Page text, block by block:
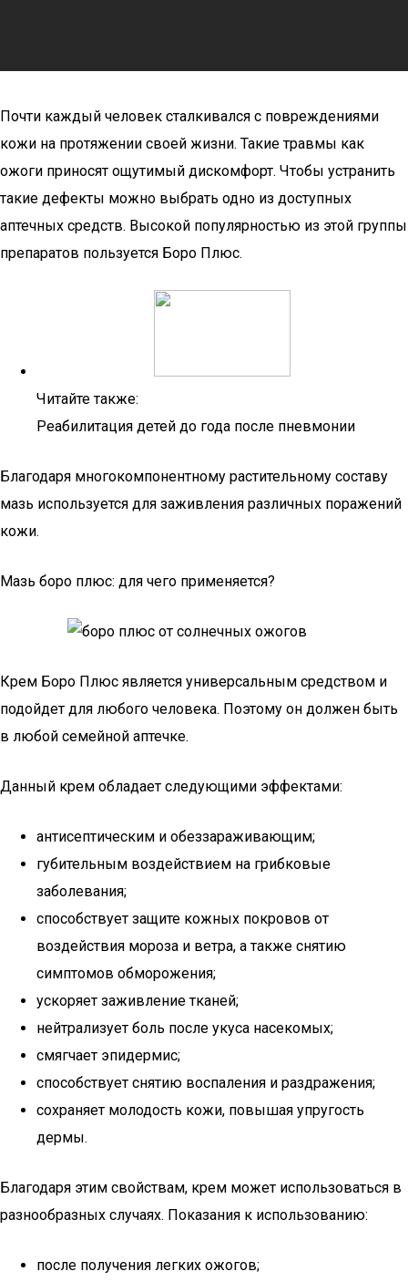
Почти каждый человек сталкивался с повреждениями
кожи на протяжении своей жизни. Такие травмы как
ожоги приносят ощутимый дискомфорт. Чтобы устранить
такие дефекты можно выбрать одно из доступных
аптечных средств. Высокой популярностью из этой группы
препаратов пользуется Боро Плюс.
Читайте также:
Реабилитация детей до года после пневмонии
Благодаря многокомпонентному растительному составу
мазь используется для заживления различных поражений
кожи.
Мазь боро плюс: для чего применяется?
Крем Боро Плюс является универсальным средством и
подойдет для любого человека. Поэтому он должен быть
в любой семейной аптечке.
Данный крем обладает следующими эффектами:
антисептическим и обеззараживающим;
губительным воздействием на грибковые
заболевания;
способствует защите кожных покровов от
воздействия мороза и ветра, а также снятию
симптомов обморожения;
ускоряет заживление тканей;
нейтрализует боль после укуса насекомых;
смягчает эпидермис;
способствует снятию воспаления и раздражения;
сохраняет молодость кожи, повышая упругость
дермы.
Благодаря этим свойствам, крем может использоваться в
разнообразных случаях. Показания к использованию:
после получения легких ожогов;